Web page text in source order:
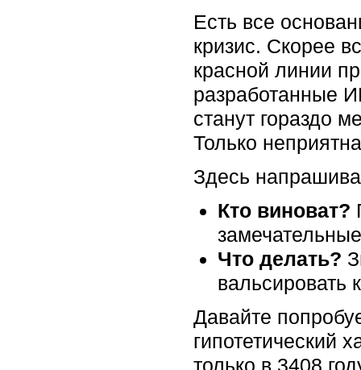
Есть все
кризис. Скорее
красной линии
разработанные
станут гораздо
Только
Здесь
Кто виноват?
Что делать?
вальсировать
Давайте
гипотетический
только в 3408